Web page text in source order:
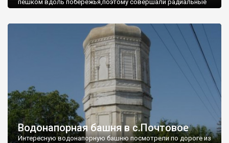
пешком вдоль побережья,поэтому совершали радиальные
Водонапорная башня в с.Почтовое
Интересную водонапорную башню посмотрели по дороге из